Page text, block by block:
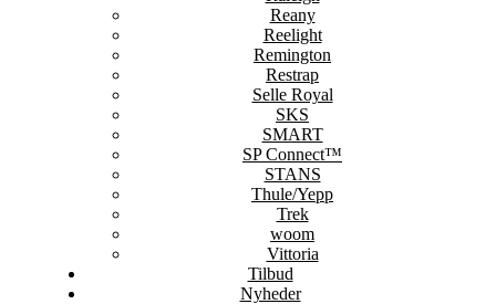
Reany
Reelight
Remington
Restrap
Selle Royal
SKS
SMART
SP Connect™
STANS
Thule/Yepp
Trek
woom
Vittoria
Tilbud
Nyheder